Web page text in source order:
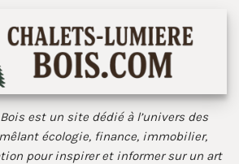
est un site dédié à l’univers des
écologie, finance, immobilier,
pour inspirer et informer sur un art